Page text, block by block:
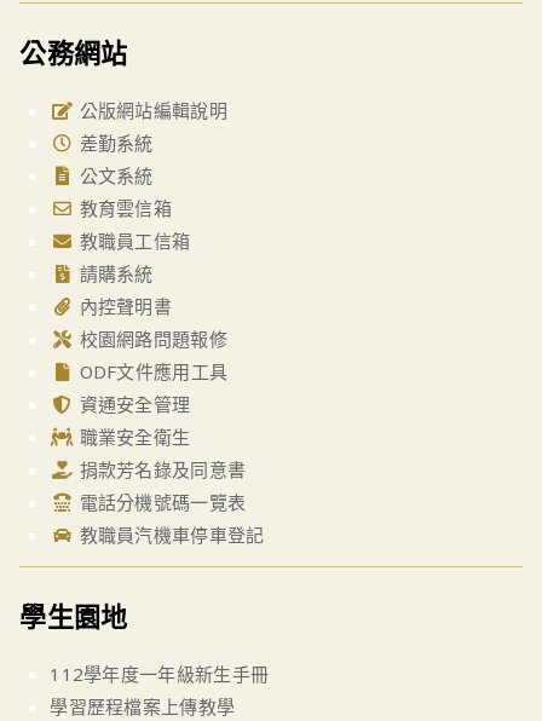
公務網站
公版網站編輯說明
差勤系統
公文系統
教育雲信箱
教職員工信箱
請購系統
內控聲明書
校園網路問題報修
ODF文件應用工具
資通安全管理
職業安全衛生
捐款芳名錄及同意書
電話分機號碼一覽表
教職員汽機車停車登記
學生園地
112學年度一年級新生手冊
學習歷程檔案上傳教學